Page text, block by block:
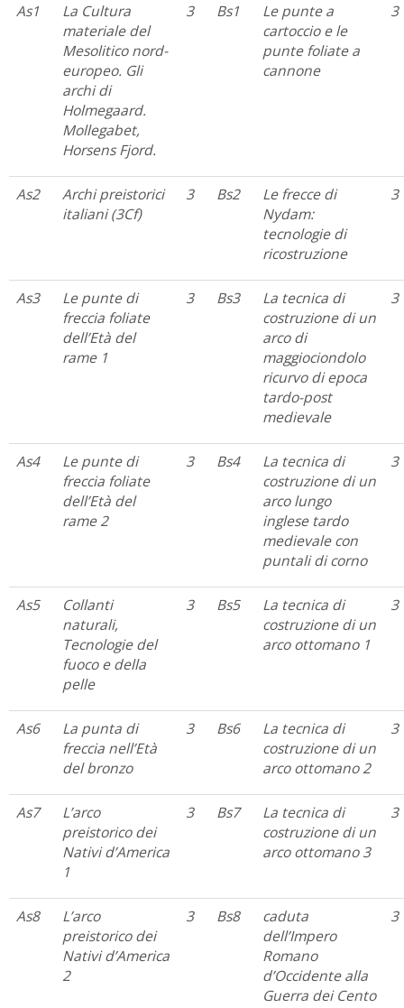
As1
La Cultura
materiale del
Mesolitico nord-
europeo. Gli
archi di
Holmegaard.
Mollegabet,
Horsens Fjord.
3 Bs1
Le punte a
cartoccio e le
punte foliate a
cannone
3
As2
Archi preistorici
italiani (3Cf)
3 Bs2
Le frecce di
Nydam:
tecnologie di
ricostruzione
3
As3
Le punte di
freccia foliate
dell’Età del
rame 1
3 Bs3
La tecnica di
costruzione di un
arco di
maggiociondolo
ricurvo di epoca
tardo-post
medievale
3
As4
Le punte di
freccia foliate
dell’Età del
rame 2
3 Bs4
La tecnica di
costruzione di un
arco lungo
inglese tardo
medievale con
puntali di corno
3
As5
Collanti
naturali,
Tecnologie del
fuoco e della
pelle
3 Bs5
La tecnica di
costruzione di un
arco ottomano 1
3
As6
La punta di
freccia nell’Età
del bronzo
3 Bs6
La tecnica di
costruzione di un
arco ottomano 2
3
As7
L’arco
preistorico dei
Nativi d’America
1
3 Bs7
La tecnica di
costruzione di un
arco ottomano 3
3
As8
L’arco
preistorico dei
Nativi d’America
2
3 Bs8
caduta
dell’Impero
Romano
d’Occidente alla
Guerra dei Cento
3